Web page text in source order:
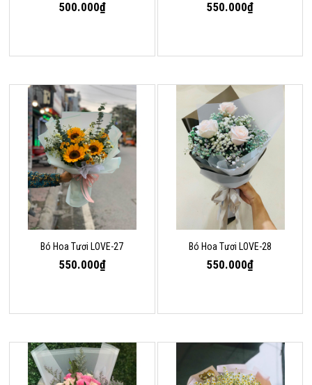
500.000₫ 550.000₫
Bó Hoa Tươi LOVE-27
550.000₫
Bó Hoa Tươi LOVE-28
550.000₫